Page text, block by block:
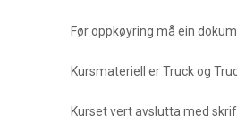
Før oppkøyring må ein
Kursmateriell er Truck og
Kurset vert avslutta med